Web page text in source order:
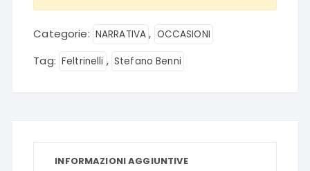
Categorie: NARRATIVA , OCCASIONI
Tag: Feltrinelli , Stefano Benni
INFORMAZIONI AGGIUNTIVE